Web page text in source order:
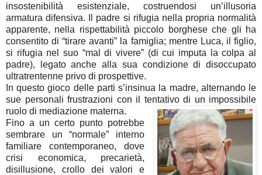
insostenibilità esistenziale, costruendosi un’illusoria
armatura difensiva. Il padre si rifugia nella propria normalità
apparente, nella rispettabilità piccolo borghese che gli ha
consentito di “tirare avanti” la famiglia; mentre Luca, il figlio,
si rifugia nel suo “mal di vivere” (di cui imputa la colpa al
padre), legato anche alla sua condizione di disoccupato
ultratrentenne privo di prospettive.
In questo gioco delle parti s’insinua la madre, alternando le
sue personali frustrazioni con il tentativo di un impossibile
ruolo di mediazione materna.
Fino a un certo punto potrebbe
sembrare un “normale” interno
familiare contemporaneo, dove
crisi economica, precarietà,
disillusione, crollo dei valori e